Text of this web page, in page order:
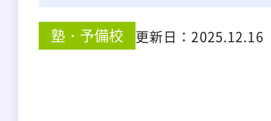
塾・予備校 更新日： 2025.12.16